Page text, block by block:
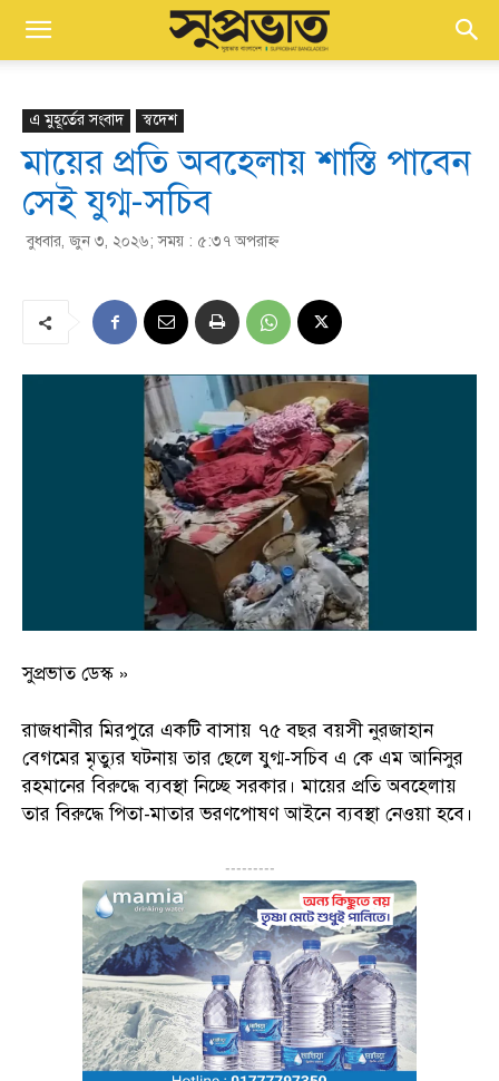
এ মুহূর্তের সংবাদ স্বদেশ
মায়ের প্রতি অবহেলায় শাস্তি পাবেন
সেই যুগ্ম-সচিব
বুধবার, জুন ৩, ২০২৬; সময় : ৫:৩৭ অপরাহ্ণ
সুপ্রভাত ডেস্ক »
রাজধানীর মিরপুরে একটি বাসায় ৭৫ বছর বয়সী নুরজাহান
বেগমের মৃত্যুর ঘটনায় তার ছেলে যুগ্ম-সচিব এ কে এম আনিসুর
রহমানের বিরুদ্ধে ব্যবস্থা নিচ্ছে সরকার। মায়ের প্রতি অবহেলায়
তার বিরুদ্ধে পিতা-মাতার ভরণপোষণ আইনে ব্যবস্থা নেওয়া হবে।
---------